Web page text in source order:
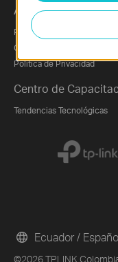
Acerca de Nosotros
Perfil Corporativo
Contáctanos
Política de Privacidad
Centro de
Tendencias Tecnológicas
©2026 TPLINK
Ecuador /